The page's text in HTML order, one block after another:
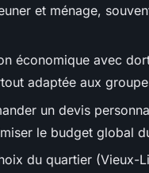
et ménage,
économique avec
adaptée aux
un devis
le budget global
du quartier (Vieux-